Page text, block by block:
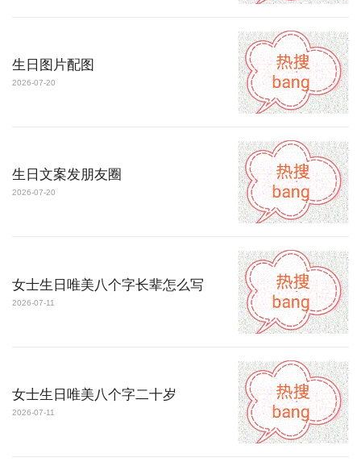
生日图片配图
2026-07-20
生日文案发朋友圈
2026-07-20
女士生日唯美八个字长辈怎么写
2026-07-11
女士生日唯美八个字二十岁
2026-07-11